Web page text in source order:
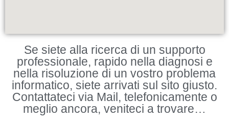
Se siete alla ricerca di un supporto
professionale, rapido nella diagnosi e
nella risoluzione di un vostro problema
informatico, siete arrivati sul sito giusto.
Contattateci via Mail, telefonicamente o
meglio ancora, veniteci a trovare…